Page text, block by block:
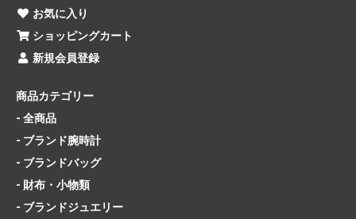
お気に入り
ショッピングカート
新規会員登録
商品カテゴリー
- 全商品
- ブランド腕時計
- ブランドバッグ
- 財布・小物類
- ブランドジュエリー